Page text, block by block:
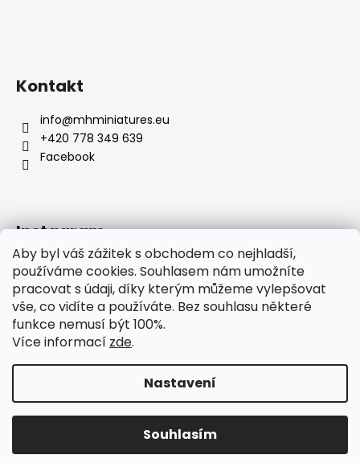
Aby byl váš zážitek s obchodem co nejhladší,
používáme cookies. Souhlasem nám umožníte
pracovat s údaji, díky kterým můžeme vylepšovat
vše, co vidíte a používáte. Bez souhlasu některé
funkce nemusí být 100%.
Více informací zde.
Nastavení
Souhlasím
Kontakt
info@mhminiatures.eu
+420 778 349 639
Facebook
Instagram
Komunita O Nás Klubovna Soutěže
Hodnocení zákazníků
Copyright 2026MH Miniatures. Všechna práva
Upravit nastavení cookies